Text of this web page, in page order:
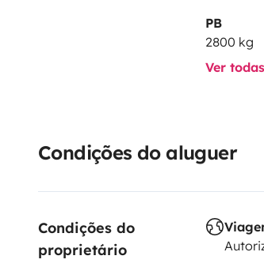
PB
2800 kg
Ver
Condições do aluguer
Condições do
proprietário